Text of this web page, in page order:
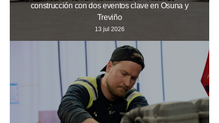
construcción con dos eventos clave en Osuna y
Treviño
13 jul 2026